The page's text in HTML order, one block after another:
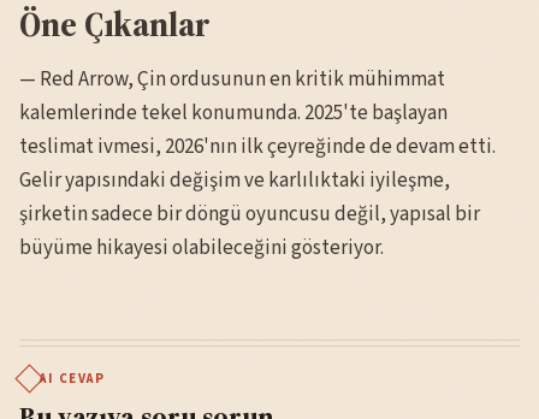
Öne Çıkanlar
— Red Arrow, Çin ordusunun en kritik mühimmat
kalemlerinde tekel konumunda. 2025'te başlayan
teslimat ivmesi, 2026'nın ilk çeyreğinde de devam etti.
Gelir yapısındaki değişim ve karlılıktaki iyileşme,
şirketin sadece bir döngü oyuncusu değil, yapısal bir
büyüme hikayesi olabileceğini gösteriyor.
AI CEVAP